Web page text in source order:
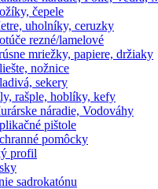
čepele
uholníky, ceruzky
rezné/lamelové
mriežky, papiere, držiaky
nožnice
sekery
rašple, hoblíky, kefy
náradie, Vodováhy
pištole
pomôcky
profil
sadrokatónu